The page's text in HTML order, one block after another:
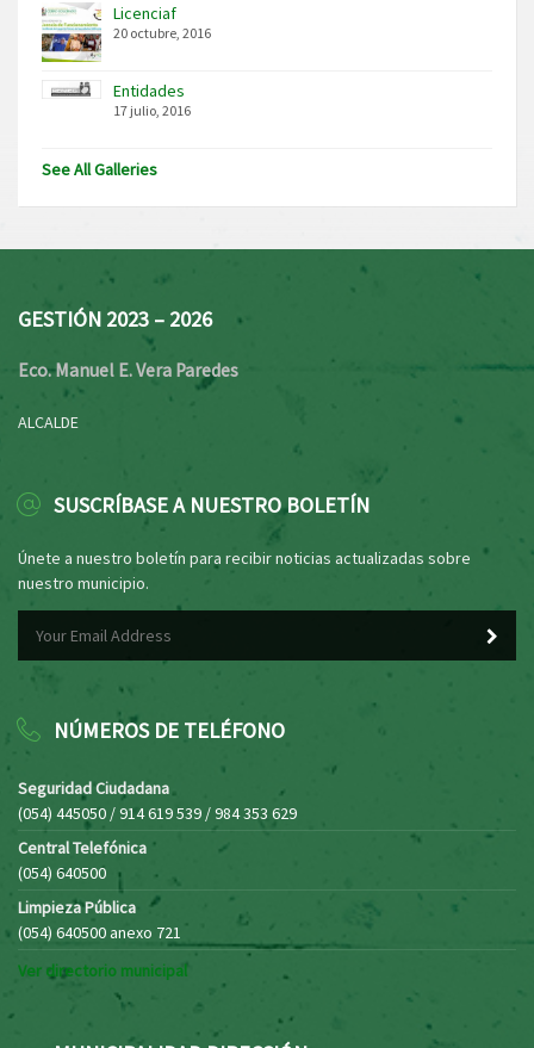
Licenciaf
20 octubre, 2016
Entidades
17 julio, 2016
See All Galleries
GESTIÓN 2023 – 2026
Eco. Manuel E. Vera Paredes
ALCALDE
SUSCRÍBASE A NUESTRO BOLETÍN
Únete a nuestro boletín para recibir noticias actualizadas sobre
nuestro municipio.
NÚMEROS DE TELÉFONO
Seguridad Ciudadana
(054) 445050 / 914 619 539 / 984 353 629
Central Telefónica
(054) 640500
Limpieza Pública
(054) 640500 anexo 721
Ver directorio municipal